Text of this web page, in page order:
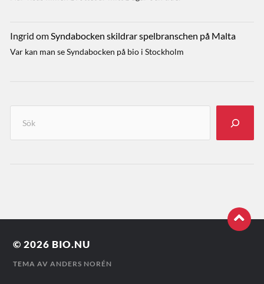
Ingrid omSyndabocken skildrar spelbranschen på Malta
Var kan man se Syndabocken på bio i Stockholm
© 2026 BIO.NU
TEMA AVANDERS NORÉN